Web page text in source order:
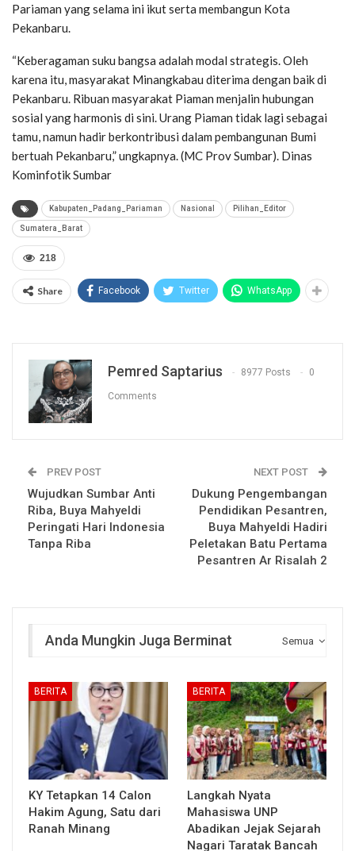
Pariaman yang selama ini ikut serta membangun Kota
Pekanbaru.
“Keberagaman suku bangsa adalah modal strategis. Oleh
karena itu, masyarakat Minangkabau diterima dengan baik di
Pekanbaru. Ribuan masyarakat Piaman menjalin hubungan
sosial yang harmonis di sini. Urang Piaman tidak lagi sebagai
tamu, namun hadir berkontribusi dalam pembangunan Bumi
bertuah Pekanbaru,” ungkapnya. (MC Prov Sumbar). Dinas
Kominfotik Sumbar
Kabupaten_Padang_Pariaman Nasional Pilihan_Editor
Sumatera_Barat
218
Share Facebook Twitter WhatsApp
Pemred Saptarius 8977 Posts 0
Comments
PREV POST
Wujudkan Sumbar Anti
Riba, Buya Mahyeldi
Peringati Hari Indonesia
Tanpa Riba
NEXT POST
Dukung Pengembangan
Pendidikan Pesantren,
Buya Mahyeldi Hadiri
Peletakan Batu Pertama
Pesantren Ar Risalah 2
Semua
Anda Mungkin Juga Berminat
BERITA
KY Tetapkan 14 Calon
Hakim Agung, Satu dari
Ranah Minang
BERITA
Langkah Nyata
Mahasiswa UNP
Abadikan Jejak Sejarah
Nagari Taratak Bancah